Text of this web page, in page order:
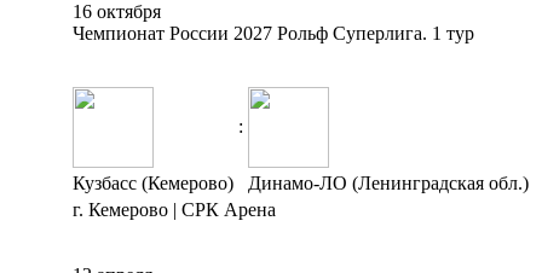
16 октября
Чемпионат России 2027 Рольф Суперлига. 1 тур
:
Кузбасс (Кемерово)
Динамо-ЛО (Ленинградская обл.)
г. Кемерово | СРК Арена